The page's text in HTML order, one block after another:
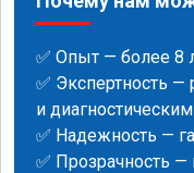
✅ Опыт — более 8
✅ Экспертность
и
✅ Надежность —
✅ Прозрачность